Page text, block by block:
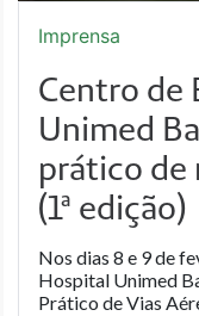
Imprensa
Centro de
Unimed
prático de
(1ª edição)
Nos dias 8 e 9 de
Hospital Unimed
Prático de Vias